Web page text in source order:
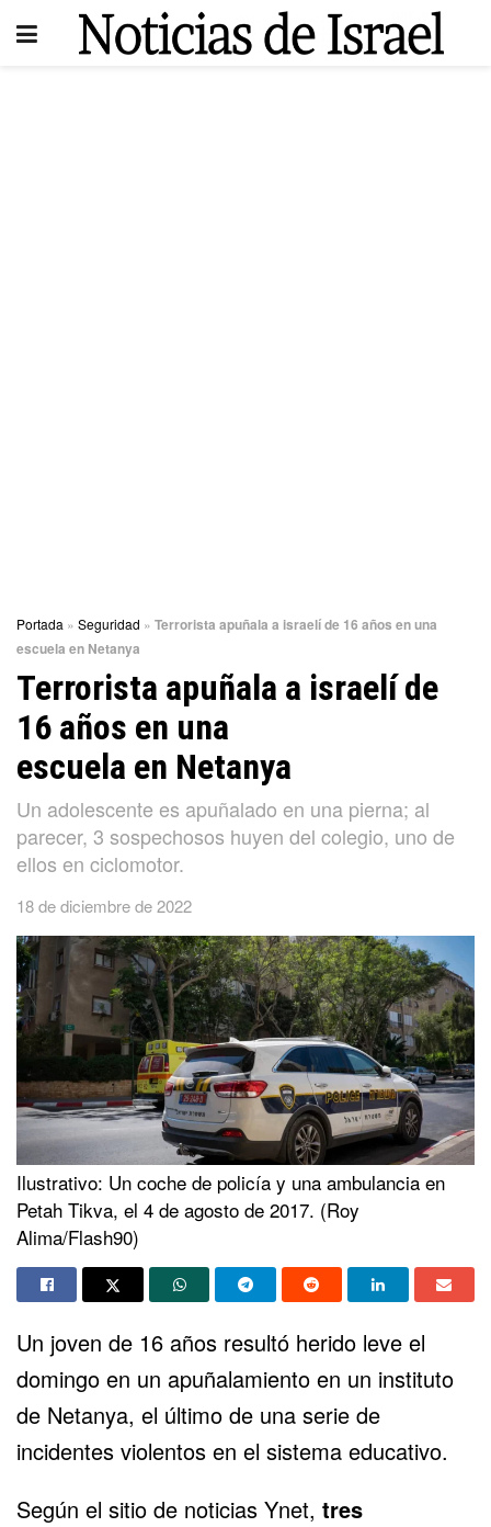
Portada » Seguridad » Terrorista apuñala a israelí de 16 años en una
escuela en Netanya
Terrorista apuñala a israelí de
16 años en una
escuela en Netanya
Un adolescente es apuñalado en una pierna; al
parecer, 3 sospechosos huyen del colegio, uno de
ellos en ciclomotor.
18 de diciembre de 2022
Ilustrativo: Un coche de policía y una ambulancia en
Petah Tikva, el 4 de agosto de 2017. (Roy
Alima/Flash90)
Un joven de 16 años resultó herido leve el
domingo en un apuñalamiento en un instituto
de Netanya, el último de una serie de
incidentes violentos en el sistema educativo.
Según el sitio de noticias Ynet, tres